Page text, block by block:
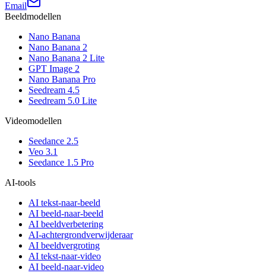
Email
Beeldmodellen
Nano Banana
Nano Banana 2
Nano Banana 2 Lite
GPT Image 2
Nano Banana Pro
Seedream 4.5
Seedream 5.0 Lite
Videomodellen
Seedance 2.5
Veo 3.1
Seedance 1.5 Pro
AI-tools
AI tekst-naar-beeld
AI beeld-naar-beeld
AI beeldverbetering
AI-achtergrondverwijderaar
AI beeldvergroting
AI tekst-naar-video
AI beeld-naar-video